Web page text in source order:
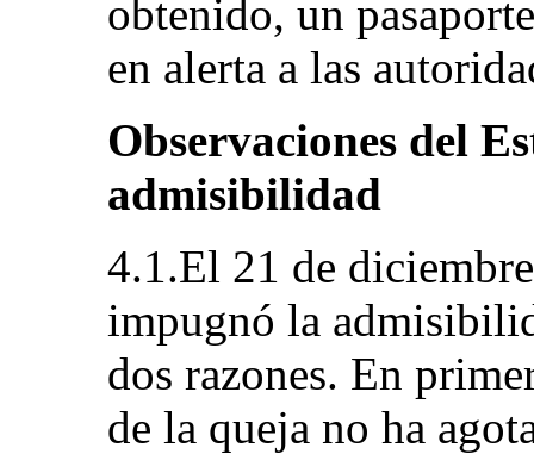
obtenido, un
en alerta a las
Observaciones del
admisibilidad
4.1.El 21 de
impugnó la
dos razones. En
de la queja no ha